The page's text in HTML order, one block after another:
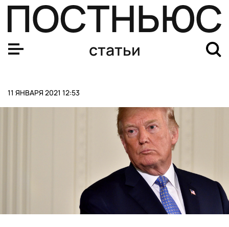
статьи
11 ЯНВАРЯ 2021 12:53
«Мао бы гордился» — почему соцсети блокируют